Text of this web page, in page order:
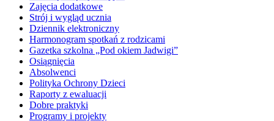
Zajęcia dodatkowe
Strój i wygląd ucznia
Dziennik elektroniczny
Harmonogram spotkań z rodzicami
Gazetka szkolna „Pod okiem Jadwigi”
Osiągnięcia
Absolwenci
Polityka Ochrony Dzieci
Raporty z ewaluacji
Dobre praktyki
Programy i projekty